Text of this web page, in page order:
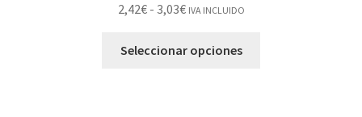
2,42€ - 3,03€ IVA INCLUIDO
Seleccionar opciones